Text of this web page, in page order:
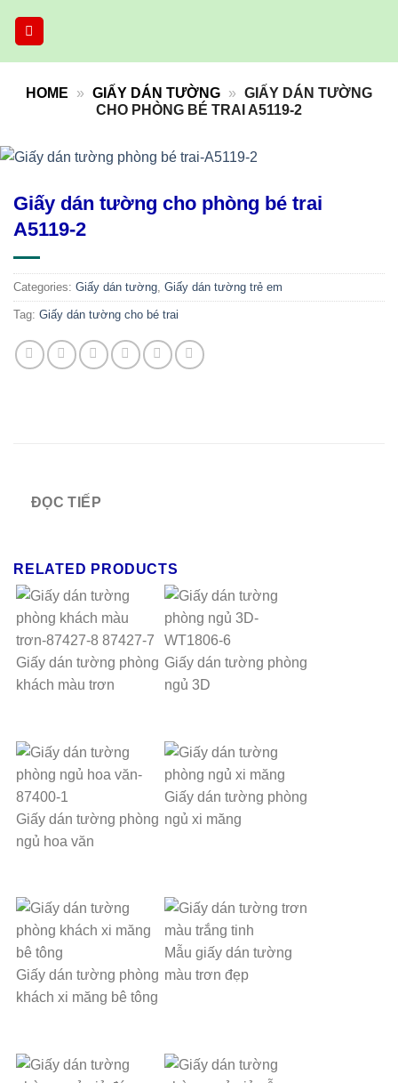
HOME » GIẤY DÁN TƯỜNG » GIẤY DÁN TƯỜNG
CHO PHÒNG BÉ TRAI A5119-2
Giấy dán tường cho phòng bé trai
A5119-2
Categories: Giấy dán tường, Giấy dán tường trẻ em
Tag: Giấy dán tường cho bé trai
ĐỌC TIẾP
RELATED PRODUCTS
Giấy dán tường phòng
khách màu trơn
Giấy dán tường phòng
ngủ 3D
Giấy dán tường phòng
ngủ hoa văn
Giấy dán tường phòng
ngủ xi măng
Giấy dán tường phòng
khách xi măng bê tông
Mẫu giấy dán tường
màu trơn đẹp